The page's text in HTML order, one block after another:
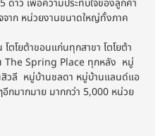
ดาว เพื่อความประทับใจของลูกค้า
จาก หน่วยงานขนาดใหญ่ทั้งภาค
ตโยต้าขอนแก่นทุกสาขา โตโยต้า
The Spring Place ทุกหลัง หมู่
วลี หมู่บ้านชลดา หมู่บ้านแลนด์แอ
กมากมาย มากกว่า 5,000 หน่วย